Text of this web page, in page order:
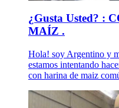
¿Gusta Usted? :
MAÍZ .
Hola! soy Argentino y
estamos intentando
con harina de maiz